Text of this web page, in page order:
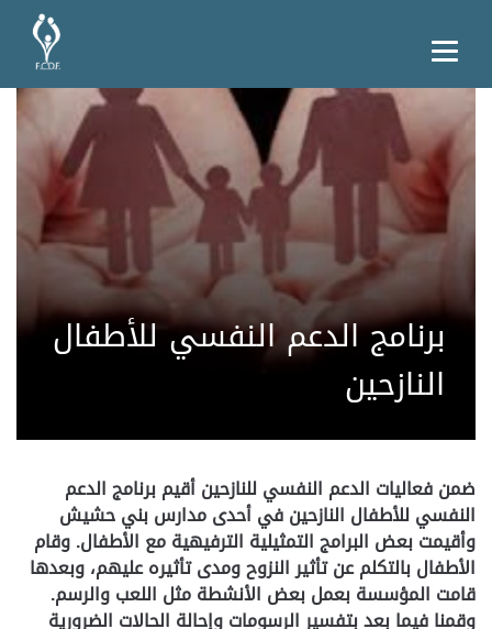
برنامج الدعم النفسي للأطفال
النازحين
ضمن فعاليات الدعم النفسي للنازحين أقيم برنامج الدعم
النفسي للأطفال النازحين في أحدى مدارس بني حشيش
وأقيمت بعض البرامج التمثيلية الترفيهية مع الأطفال. وقام
الأطفال بالتكلم عن تأثير النزوح ومدى تأثيره عليهم، وبعدها
قامت المؤسسة بعمل بعض الأنشطة مثل اللعب والرسم.
وقمنا فيما بعد بتفسير الرسومات وإحالة الحالات الضرورية